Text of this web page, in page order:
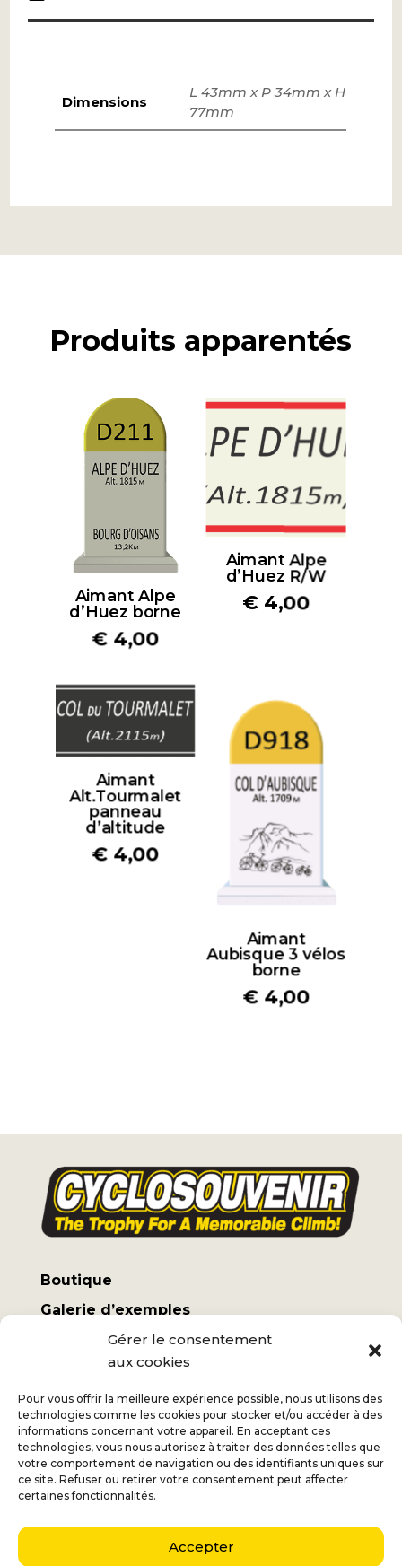
Gérer le consentement
aux cookies
Pour vous offrir la meilleure expérience possible, nous utilisons des
technologies comme les cookies pour stocker et/ou accéder à des
informations concernant votre appareil. En acceptant ces
technologies, vous nous autorisez à traiter des données telles que
votre comportement de navigation ou des identifiants uniques sur
ce site. Refuser ou retirer votre consentement peut affecter
certaines fonctionnalités.
Accepter
Dimensions
L 43mm x P 34mm x H
77mm
Produits apparentés
Aimant Alpe
d’Huez borne
€ 4,00
Aimant Alpe
d’Huez R/W
€ 4,00
Aimant
Alt.Tourmalet
panneau
d’altitude
€ 4,00
Aimant
Aubisque 3 vélos
borne
€ 4,00
Boutique
Galerie d’exemples
Mon compte
Termes et conditions
Frais d’expédition
Jan+32 (0) 477 732 949
Véronique+32 (0) 472 562 684
Middelmolenlaan 100